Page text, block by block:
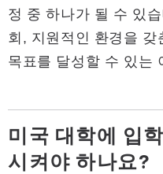
정 중 하나가 될 수 있
회, 지원적인 환경을 갖
목표를 달성할 수 있는
미국 대학에 입
시켜야 하나요?